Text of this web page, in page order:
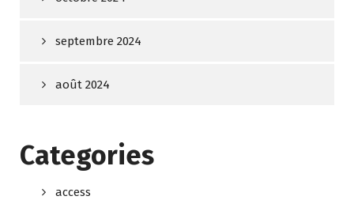
septembre 2024
août 2024
Categories
access